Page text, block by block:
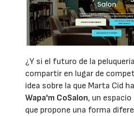
¿Y si el futuro de la
compartir en lugar de
idea sobre la que Marta Cid
Wapa'm CoSalon, un
que propone una forma